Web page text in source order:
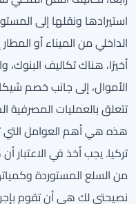
استيرادها ونقلها إلى
الداخلي من الميناء أو
أخيرًا، هناك تكاليف
الأموال، إلى جانب خصم
تتعلق بالعمليات المصرفية
هذه هي أهم العوامل التي
تركيا. يجب أخذ في الاعتبار
من السلع المستوردة
نصيحتي لك هي أن تقوم